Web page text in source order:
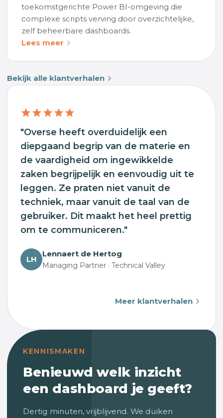
toekomstgerichte Power BI-omgeving die
complexe scripts verving door overzichtelijke,
zelf beheerbare dashboards.
Lees meer
Bekijk alle klantverhalen
"Overse heeft overduidelijk een
diepgaand begrip van de materie en
de vaardigheid om ingewikkelde
zaken begrijpelijk en eenvoudig uit te
leggen. Ze praten niet vanuit de
techniek, maar vanuit de taal van de
gebruiker. Dit maakt het heel prettig
om te communiceren."
LH
Lennaert de Hertog
Managing Partner · Technical Valley
Meer klantverhalen
KENNISMAKEN
Benieuwd welk inzicht
een dashboard je geeft?
Dertig minuten, vrijblijvend. We duiken